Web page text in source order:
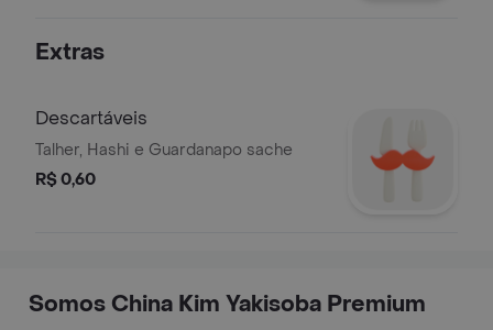
Extras
Descartáveis
Talher, Hashi e Guardanapo sache
R$ 0,60
Somos China Kim Yakisoba Premium